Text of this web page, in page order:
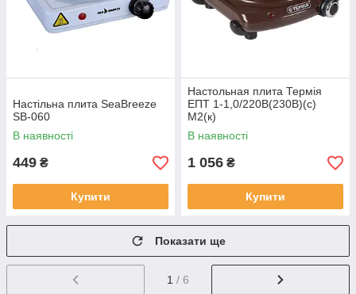
Настільна плита SeaBreeze
SB-060
В наявності
449 ₴
Купити
Настольная плита Термія
ЕПТ 1-1,0/220В(230В)(c)
М2(к)
В наявності
1 056 ₴
Купити
Показати ще
1 / 6